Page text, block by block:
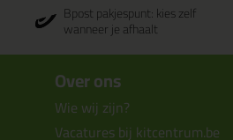
Bpost pakjespunt: kies zelf
wanneer je afhaalt
Over ons
Wie wij zijn?
Vacatures bij kitcentrum.be